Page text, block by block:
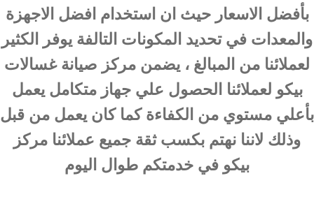
بأفضل الاسعار حيث ان استخدام افضل الاجهزة
والمعدات في تحديد المكونات التالفة يوفر الكثير
لعملائنا من المبالغ ، يضمن مركز صيانة غسالات
بيكو لعملائنا الحصول علي جهاز متكامل يعمل
بأعلي مستوي من الكفاءة كما كان يعمل من قبل
وذلك لاننا نهتم بكسب ثقة جميع عملائنا مركز
بيكو في خدمتكم طوال اليوم